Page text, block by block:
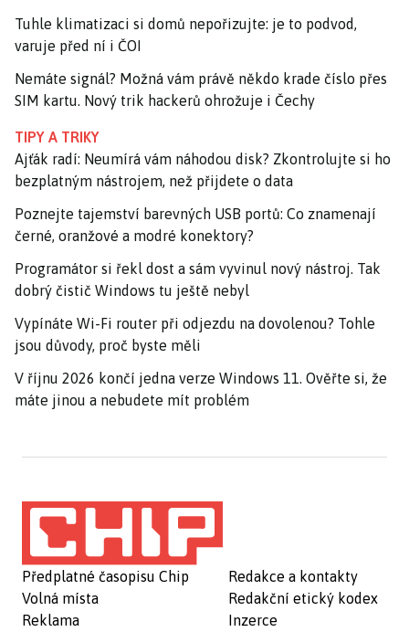
Tuhle klimatizaci si domů nepořizujte: je to podvod,
varuje před ní i ČOI
Nemáte signál? Možná vám právě někdo krade číslo přes
SIM kartu. Nový trik hackerů ohrožuje i Čechy
TIPY A TRIKY
Ajťák radí: Neumírá vám náhodou disk? Zkontrolujte si ho
bezplatným nástrojem, než přijdete o data
Poznejte tajemství barevných USB portů: Co znamenají
černé, oranžové a modré konektory?
Programátor si řekl dost a sám vyvinul nový nástroj. Tak
dobrý čistič Windows tu ještě nebyl
Vypínáte Wi-Fi router při odjezdu na dovolenou? Tohle
jsou důvody, proč byste měli
V říjnu 2026 končí jedna verze Windows 11. Ověřte si, že
máte jinou a nebudete mít problém
Předplatné časopisu Chip
Volná místa
Reklama
Redakce a kontakty
Redakční etický kodex
Inzerce